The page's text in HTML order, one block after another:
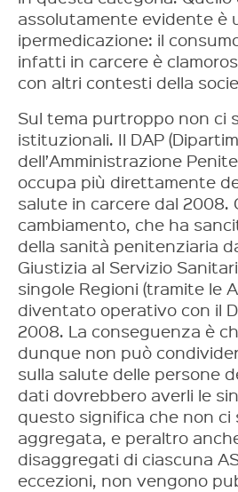
assolutamente evidente è
ipermedicazione: il
infatti in carcere è
con altri contesti della
Sul tema purtroppo non ci
istituzionali. Il DAP
dell’Amministrazione
occupa più direttamente
salute in carcere dal 2008.
cambiamento, che ha
della sanità penitenziaria
Giustizia al Servizio
singole Regioni (tramite le
diventato operativo con il
2008. La conseguenza è
dunque non può
sulla salute delle persone
dati dovrebbero averli le
questo significa che non ci
aggregata, e peraltro
disaggregati di ciascuna
eccezioni, non vengono